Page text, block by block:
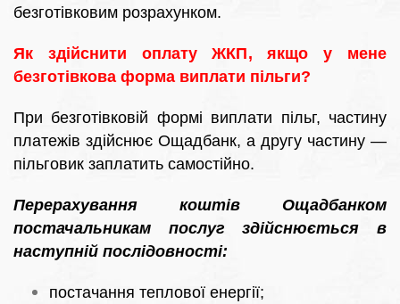
безготівковим розрахунком.
Як здійснити оплату ЖКП, якщо у мене
безготівкова форма виплати пільги?
При безготівковій формі виплати пільг, частину
платежів здійснює Ощадбанк, а другу частину —
пільговик заплатить самостійно.
Перерахування коштів Ощадбанком
постачальникам послуг здійснюється в
наступній послідовності:
постачання теплової енергії;